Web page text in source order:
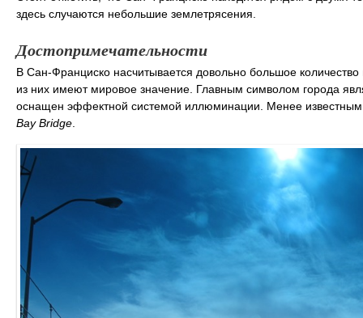
здесь случаются небольшие землетрясения.
Достопримечательности
В Сан-Франциско насчитывается довольно большое
из них имеют мировое значение. Главным символом города
оснащен эффектной системой иллюминации. Менее
Bay Bridge